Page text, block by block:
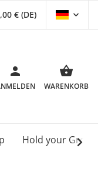
€ (DE)
WARENKORB
Hold your